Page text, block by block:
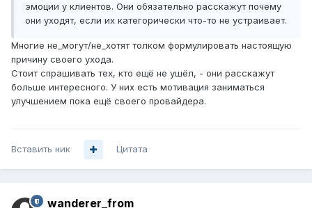
эмоции у клиентов. Они обязательно расскажут почему
они уходят, если их категорически что-то не устраивает.
Многие не_могут/не_хотят толком формулировать настоящую
причину своего ухода.
Стоит спрашивать тех, кто ещё не ушёл, - они расскажут
больше интересного. У них есть мотивация заниматься
улучшением пока ещё своего провайдера.
Вставить ник Цитата
wanderer_from